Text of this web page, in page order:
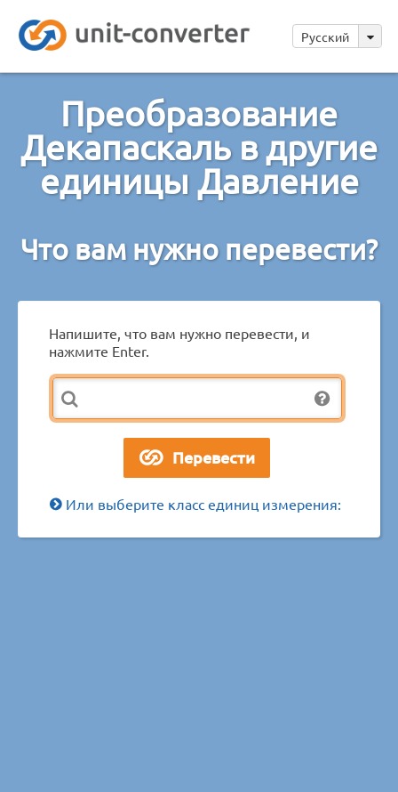
Русский
Преобразование
Декапаскаль в другие
единицы Давление
Что вам нужно перевести?
Напишите, что вам нужно перевести, и
нажмите Enter.
Или выберите класс единиц измерения: